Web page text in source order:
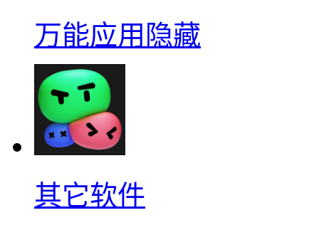
万能应用隐藏
其它软件